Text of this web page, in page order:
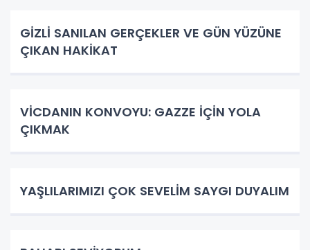
GİZLİ SANILAN GERÇEKLER VE GÜN YÜZÜNE
ÇIKAN HAKİKAT
VİCDANIN KONVOYU: GAZZE İÇİN YOLA
ÇIKMAK
YAŞLILARIMIZI ÇOK SEVELİM SAYGI DUYALIM